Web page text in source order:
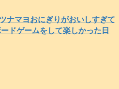
ナマヨおにぎりがおいしすぎて
ドゲームをして楽しかった日